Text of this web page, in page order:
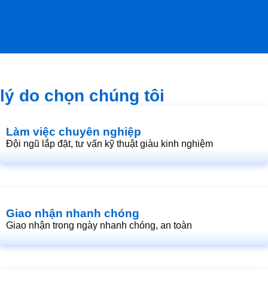
lý do chọn chúng tôi
Làm việc chuyên nghiệp
Đội ngũ lắp đặt, tư vấn kỹ thuật giàu kinh nghiệm
Giao nhận nhanh chóng
Giao nhận trong ngày nhanh chóng, an toàn